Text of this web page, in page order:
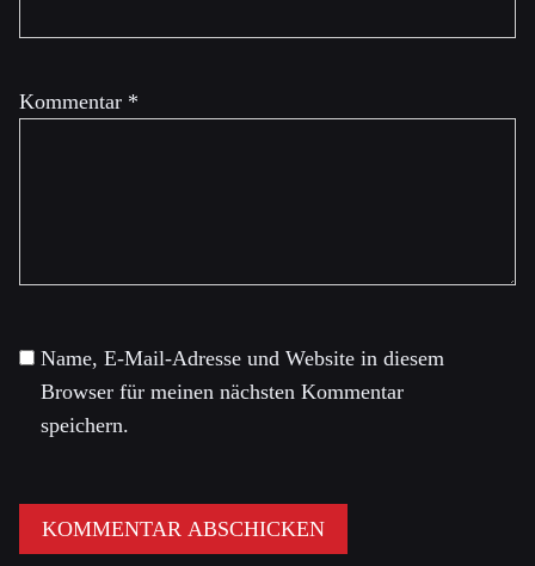
Kommentar *
Name, E-Mail-Adresse und Website in diesem
Browser für meinen nächsten Kommentar
speichern.